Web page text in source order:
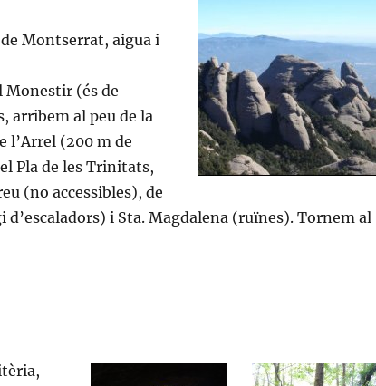
Montserrat, aigua i
Monestir (és de
arribem al peu de la
l’Arrel (200 m de
Pla de les Trinitats,
(no accessibles), de
i Sta. Magdalena (ruïnes). Tornem al